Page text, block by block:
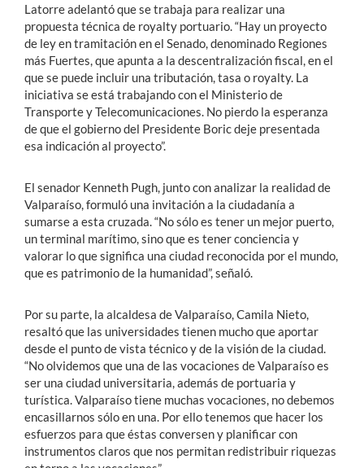
Latorre adelantó que se trabaja para realizar una
propuesta técnica de royalty portuario. “Hay un proyecto
de ley en tramitación en el Senado, denominado Regiones
más Fuertes, que apunta a la descentralización fiscal, en el
que se puede incluir una tributación, tasa o royalty. La
iniciativa se está trabajando con el Ministerio de
Transporte y Telecomunicaciones. No pierdo la esperanza
de que el gobierno del Presidente Boric deje presentada
esa indicación al proyecto”.
El senador Kenneth Pugh, junto con analizar la realidad de
Valparaíso, formuló una invitación a la ciudadanía a
sumarse a esta cruzada. “No sólo es tener un mejor puerto,
un terminal marítimo, sino que es tener conciencia y
valorar lo que significa una ciudad reconocida por el mundo,
que es patrimonio de la humanidad”, señaló.
Por su parte, la alcaldesa de Valparaíso, Camila Nieto,
resaltó que las universidades tienen mucho que aportar
desde el punto de vista técnico y de la visión de la ciudad.
“No olvidemos que una de las vocaciones de Valparaíso es
ser una ciudad universitaria, además de portuaria y
turística. Valparaíso tiene muchas vocaciones, no debemos
encasillarnos sólo en una. Por ello tenemos que hacer los
esfuerzos para que éstas conversen y planificar con
instrumentos claros que nos permitan redistribuir riquezas